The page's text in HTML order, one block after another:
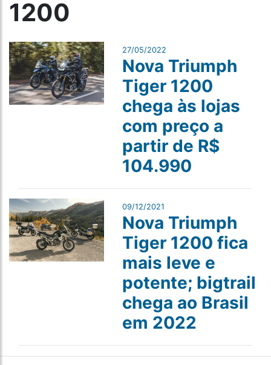
1200
27/05/2022
Nova Triumph
Tiger 1200
chega às lojas
com preço a
partir de R$
104.990
09/12/2021
Nova Triumph
Tiger 1200 fica
mais leve e
potente; bigtrail
chega ao Brasil
em 2022